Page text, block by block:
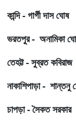
কান্দি - গার্গী দাস ঘোষ
ভরতপুর - অনামিকা
তেহট্ট - সুব্রত কবিরাজ
নাকাশিপাড়া - শান্তনু
চাপড়া - সৈকত সরকার